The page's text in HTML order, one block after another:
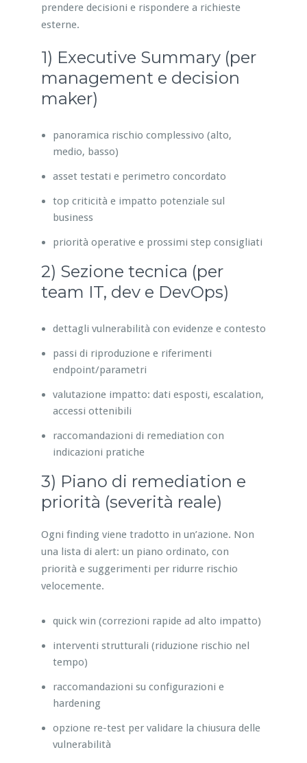
prendere decisioni e rispondere a richieste
esterne.
1) Executive Summary (per
management e decision
maker)
panoramica rischio complessivo (alto,
medio, basso)
asset testati e perimetro concordato
top criticità e impatto potenziale sul
business
priorità operative e prossimi step consigliati
2) Sezione tecnica (per
team IT, dev e DevOps)
dettagli vulnerabilità con evidenze e contesto
passi di riproduzione e riferimenti
endpoint/parametri
valutazione impatto: dati esposti, escalation,
accessi ottenibili
raccomandazioni di remediation con
indicazioni pratiche
3) Piano di remediation e
priorità (severità reale)
Ogni finding viene tradotto in un’azione. Non
una lista di alert: un piano ordinato, con
priorità e suggerimenti per ridurre rischio
velocemente.
quick win (correzioni rapide ad alto impatto)
interventi strutturali (riduzione rischio nel
tempo)
raccomandazioni su configurazioni e
hardening
opzione re-test per validare la chiusura delle
vulnerabilità